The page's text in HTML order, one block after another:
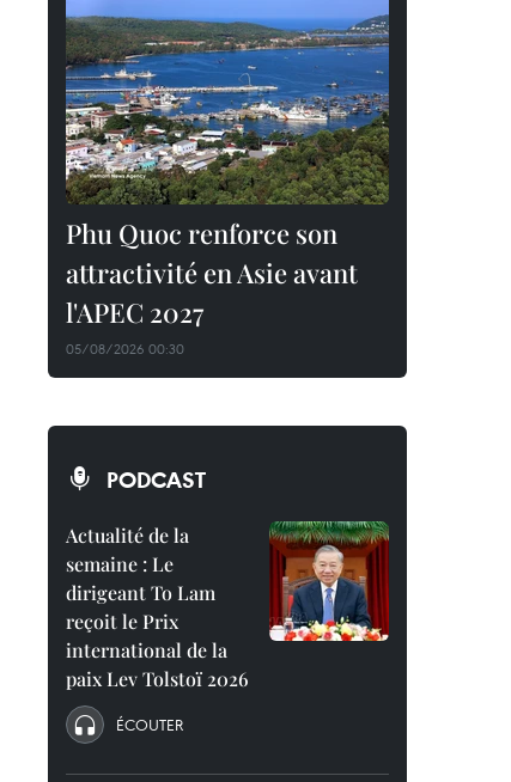
Phu Quoc renforce son
attractivité en Asie avant
l'APEC 2027
05/08/2026 00:30
PODCAST
Actualité de la
semaine : Le
dirigeant To Lam
reçoit le Prix
international de la
paix Lev Tolstoï 2026
ÉCOUTER